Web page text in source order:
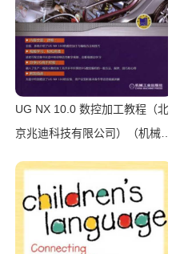
UG NX 10.0 数控加工教程（北
京兆迪科技有限公司）（机械工